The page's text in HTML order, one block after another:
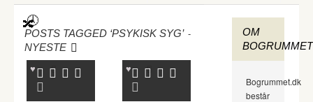
POSTS TAGGED ‘PSYKISK SYG’ -
NYESTE
OM
BOGRUMMET
Bogrummet.dk
består